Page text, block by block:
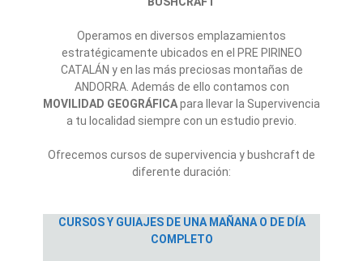
Operamos en diversos emplazamientos
estratégicamente ubicados en el PRE PIRINEO
CATALÁN y en las más preciosas montañas de
ANDORRA. Además de ello contamos con
MOVILIDAD GEOGRÁFICApara llevar la Supervivencia
a tu localidad siempre con un estudio previo.
Ofrecemos cursos de supervivencia y bushcraft de
diferente duración:
CURSOS Y GUIAJES DE UNA MAÑANA O DE DÍA
COMPLETO